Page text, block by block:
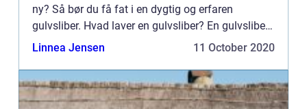
ny? Så bør du få fat i en dygtig og erfaren
gulvsliber. Hvad laver en gulvsliber? En gulvsliber
har som sin fremmeste opgave at udføre
Linnea Jensen 11 October 2020